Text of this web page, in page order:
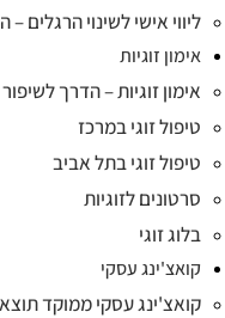
ליווי אישי לשינוי הרגלים
אימון זוגיות
אימון זוגיות – הדרך
טיפול זוגי במרכז
טיפול זוגי בתל אביב
סרטונים לזוגיות
בלוג זוגי
קואצ'ינג עסקי
קואצ'ינג עסקי ממוקד